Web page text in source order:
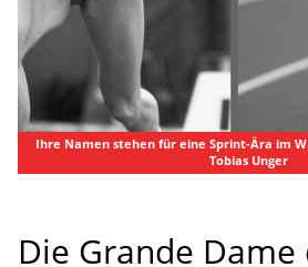
Ihre Namen stehen für eine Sprint-Ära im
Tobias Unger
Die Grande Dame